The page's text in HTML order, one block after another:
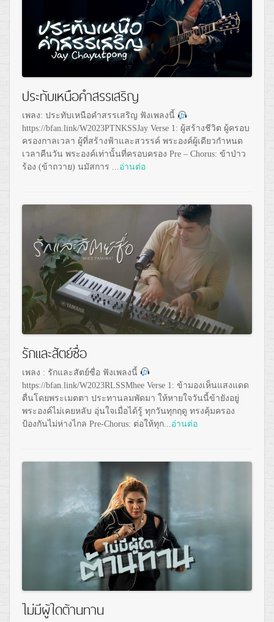
ประทับเหนือคำสรรเสริญ
เพลง: ประทับเหนือคำสรรเสริญ ฟังเพลงนี้
https://bfan.link/W2023PTNKSSJay Verse 1: ผู้สร้างชีวิต ผู้ครอบ
ครองกาลเวลา ผู้ที่สร้างฟ้าและสวรรค์ พระองค์ผู้เดียวกำหนด
เวลาคืนวัน พระองค์เท่านั้นที่ครอบครอง Pre – Chorus: ข้าป่าว
ร้อง (ข้าถวาย) นมัสการ ...อ่านต่อ
รักและสัตย์ซื่อ
เพลง : รักและสัตย์ซื่อ ฟังเพลงนี้
https://bfan.link/W2023RLSSMhee Verse 1: ข้ามองเห็นแสงแดด
ตื่นโดยพระเมตตา ประทานลมพัดมา ให้หายใจวันนี้ข้ายังอยู่
พระองค์ไม่เคยหลับ อุ่นใจเมื่อได้รู้ ทุกวันทุกฤดู ทรงคุ้มครอง
ป้องกันไม่ห่างไกล Pre-Chorus: ต่อให้ทุก... อ่านต่อ
ไม่มีผู้ใดต้านทาน